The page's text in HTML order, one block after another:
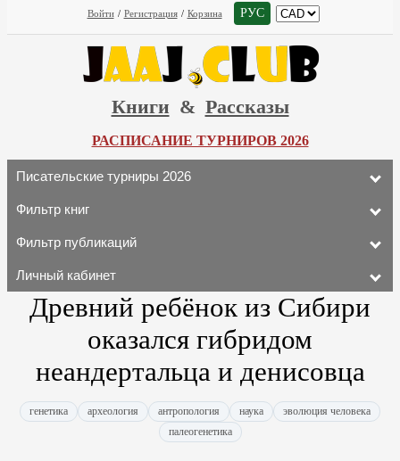
Войти / Регистрация / Корзина РУС
Книги & Рассказы
РАСПИСАНИЕ ТУРНИРОВ 2026
Писательские турниры 2026
Фильтр книг
Фильтр публикаций
Личный кабинет
Древний ребёнок из Сибири
оказался гибридом
неандертальца и денисовца
генетика археология антропология наука
эволюция человека
палеогенетика